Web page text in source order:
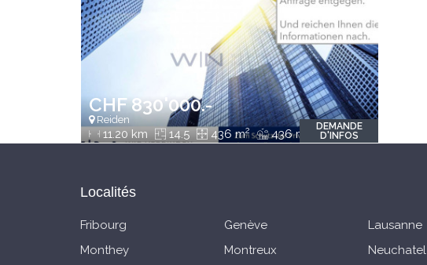
CHF 830'000.-
Reiden
11.20 km 14.5 436 m2 436 m
DEMANDE
D'INFOS
Localités
Fribourg Genève
Lausanne
Monthey
Montreux Neuchatel